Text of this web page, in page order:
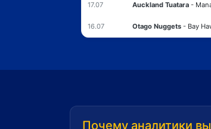
17.07 Auckland Tuatara -
16.07 Otago Nuggets - Bay
Почему аналитики